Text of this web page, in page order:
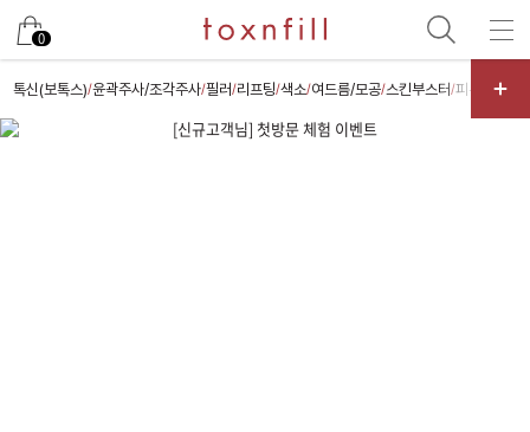
0
톡신(보톡스)/윤곽주사/조각주사/필러/리프팅/색소/여드름/모공/스킨부스터/피부케어
카카